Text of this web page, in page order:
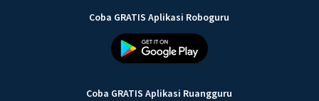
Coba GRATIS Aplikasi Roboguru
Coba GRATIS Aplikasi Ruangguru